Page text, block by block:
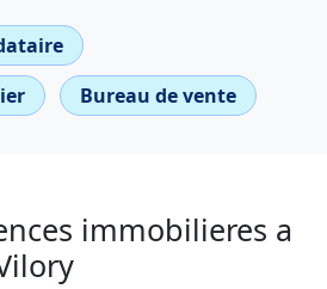
Bureau de vente
immobilieres a